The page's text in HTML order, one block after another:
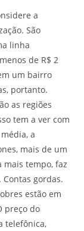
a
São
linha
de R$ 2
um bairro
portanto.
as regiões
tem a ver com
a
mais de um
mais tempo, faz
gordas.
estão em
preço do
telefônica,